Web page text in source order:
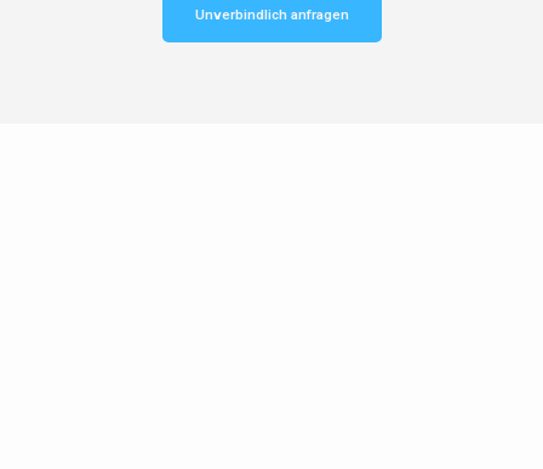
Unverbindlich anfragen